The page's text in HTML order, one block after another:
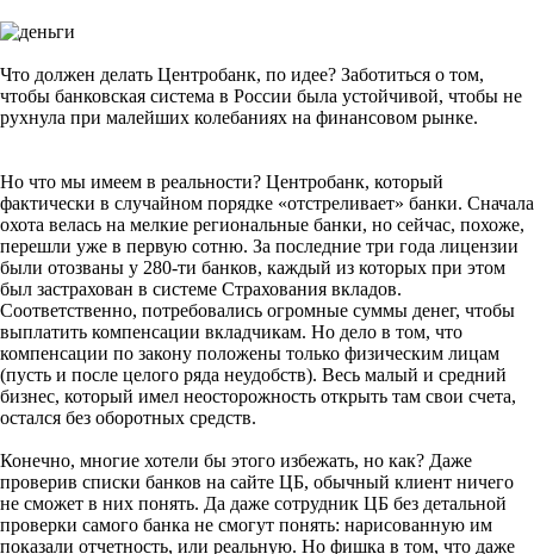
Что должен делать Центробанк, по идее? Заботиться о том,
чтобы банковская система в России была устойчивой, чтобы не
рухнула при малейших колебаниях на финансовом рынке.
Но что мы имеем в реальности? Центробанк, который
фактически в случайном порядке «отстреливает» банки. Сначала
охота велась на мелкие региональные банки, но сейчас, похоже,
перешли уже в первую сотню. За последние три года лицензии
были отозваны у 280-ти банков, каждый из которых при этом
был застрахован в системе Страхования вкладов.
Соответственно, потребовались огромные суммы денег, чтобы
выплатить компенсации вкладчикам. Но дело в том, что
компенсации по закону положены только физическим лицам
(пусть и после целого ряда неудобств). Весь малый и средний
бизнес, который имел неосторожность открыть там свои счета,
остался без оборотных средств.
Конечно, многие хотели бы этого избежать, но как? Даже
проверив списки банков на сайте ЦБ, обычный клиент ничего
не сможет в них понять. Да даже сотрудник ЦБ без детальной
проверки самого банка не смогут понять: нарисованную им
показали отчетность, или реальную. Но фишка в том, что даже